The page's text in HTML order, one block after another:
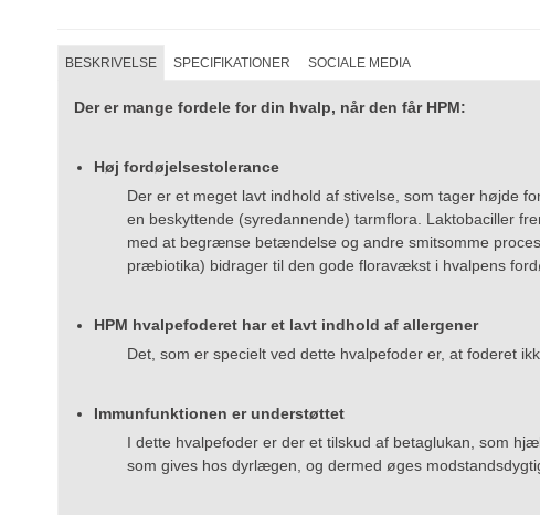
BESKRIVELSE SPECIFIKATIONER SOCIALE MEDIA
Der er mange fordele for din hvalp, når den får HPM:
Høj fordøjelsestolerance
Der er et meget lavt indhold af stivelse, som tager højde
en beskyttende (syredannende) tarmflora. Laktobaciller
med at begrænse betændelse og andre smitsomme
præbiotika) bidrager til den gode floravækst i hvalpens
HPM hvalpefoderet har et lavt indhold af allergener
Det, som er specielt ved dette hvalpefoder er, at foderet
Immunfunktionen er understøttet
I dette hvalpefoder er der et tilskud af betaglukan, som
som gives hos dyrlægen, og dermed øges